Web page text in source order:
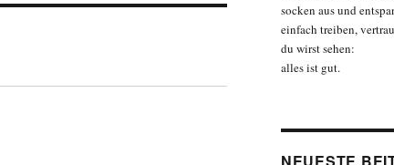
socken aus und
einfach treiben,
du wirst sehen:
alles ist gut.